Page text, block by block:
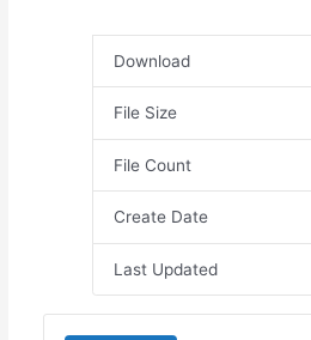
Download
File Size
File Count
Create Date
Last Updated